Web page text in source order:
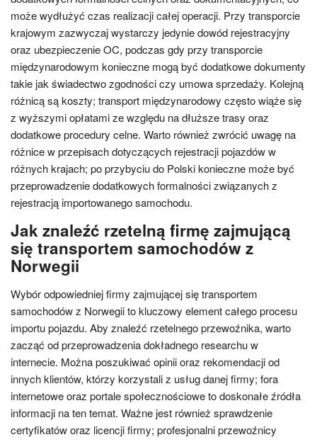
może wydłużyć czas realizacji całej operacji. Przy transporcie
krajowym zazwyczaj wystarczy jedynie dowód rejestracyjny
oraz ubezpieczenie OC, podczas gdy przy transporcie
międzynarodowym konieczne mogą być dodatkowe dokumenty
takie jak świadectwo zgodności czy umowa sprzedaży. Kolejną
różnicą są koszty; transport międzynarodowy często wiąże się
z wyższymi opłatami ze względu na dłuższe trasy oraz
dodatkowe procedury celne. Warto również zwrócić uwagę na
różnice w przepisach dotyczących rejestracji pojazdów w
różnych krajach; po przybyciu do Polski konieczne może być
przeprowadzenie dodatkowych formalności związanych z
rejestracją importowanego samochodu.
Jak znaleźć rzetelną firmę zajmującą
się transportem samochodów z
Norwegii
Wybór odpowiedniej firmy zajmującej się transportem
samochodów z Norwegii to kluczowy element całego procesu
importu pojazdu. Aby znaleźć rzetelnego przewoźnika, warto
zacząć od przeprowadzenia dokładnego researchu w
internecie. Można poszukiwać opinii oraz rekomendacji od
innych klientów, którzy korzystali z usług danej firmy; fora
internetowe oraz portale społecznościowe to doskonałe źródła
informacji na ten temat. Ważne jest również sprawdzenie
certyfikatów oraz licencji firmy; profesjonalni przewoźnicy